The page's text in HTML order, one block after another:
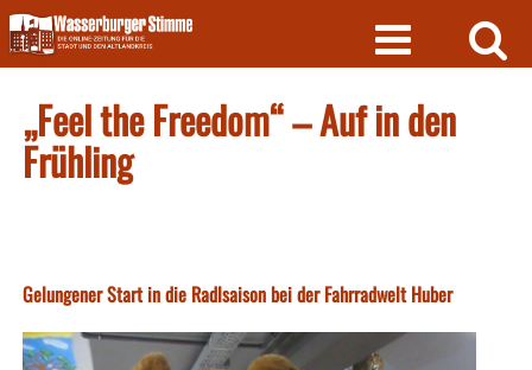
Skip
to
content
„Feel the Freedom“ – Auf in den
Frühling
Gelungener Start in die Radlsaison bei der Fahrradwelt Huber